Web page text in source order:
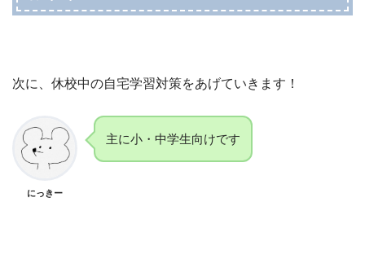
次に、休校中の自宅学習対策をあげていきます！
にっきー
主に小・中学生向けです